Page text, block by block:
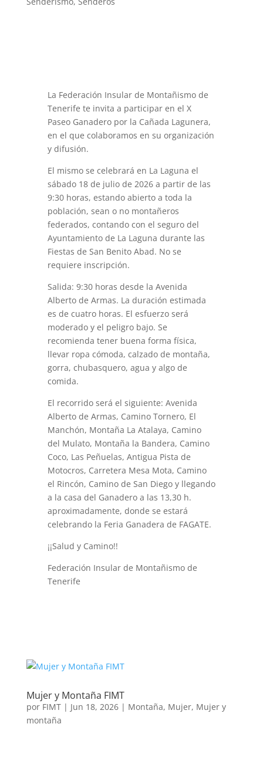
La Federación Insular de Montañismo de
Tenerife te invita a participar en el X
Paseo Ganadero por la Cañada Lagunera,
en el que colaboramos en su organización
y difusión.
El mismo se celebrará en La Laguna el
sábado 18 de julio de 2026 a partir de las
9:30 horas, estando abierto a toda la
población, sean o no montañeros
federados, contando con el seguro del
Ayuntamiento de La Laguna durante las
Fiestas de San Benito Abad. No se
requiere inscripción.
Salida: 9:30 horas desde la Avenida
Alberto de Armas. La duración estimada
es de cuatro horas. El esfuerzo será
moderado y el peligro bajo. Se
recomienda tener buena forma física,
llevar ropa cómoda, calzado de montaña,
gorra, chubasquero, agua y algo de
comida.
El recorrido será el siguiente: Avenida
Alberto de Armas, Camino Tornero, El
Manchón, Montaña La Atalaya, Camino
del Mulato, Montaña la Bandera, Camino
Coco, Las Peñuelas, Antigua Pista de
Motocros, Carretera Mesa Mota, Camino
el Rincón, Camino de San Diego y llegando
a la casa del Ganadero a las 13,30 h.
aproximadamente, donde se estará
celebrando la Feria Ganadera de FAGATE.
¡¡Salud y Camino!!
Federación Insular de Montañismo de
Tenerife
Mujer y Montaña FIMT
por FIMT| Jun 18, 2026| Montaña, Mujer, Mujer y
montaña